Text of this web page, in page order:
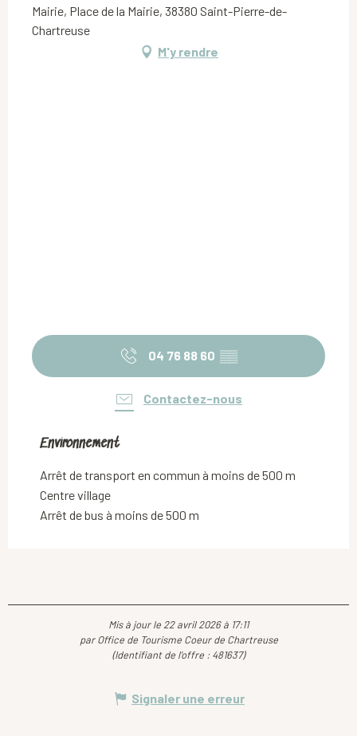
Mairie, Place de la Mairie, 38380 Saint-Pierre-de-
Chartreuse
M'y rendre
04 76 88 60 ▒▒
Contactez-nous
Environnement
Environnement
Arrêt de transport en commun à moins de 500 m
Centre village
Arrêt de bus à moins de 500 m
Mis à jour le 22 avril 2026 à 17:11
par Office de Tourisme Coeur de Chartreuse
(Identifiant de l'offre : 481637)
Signaler une erreur